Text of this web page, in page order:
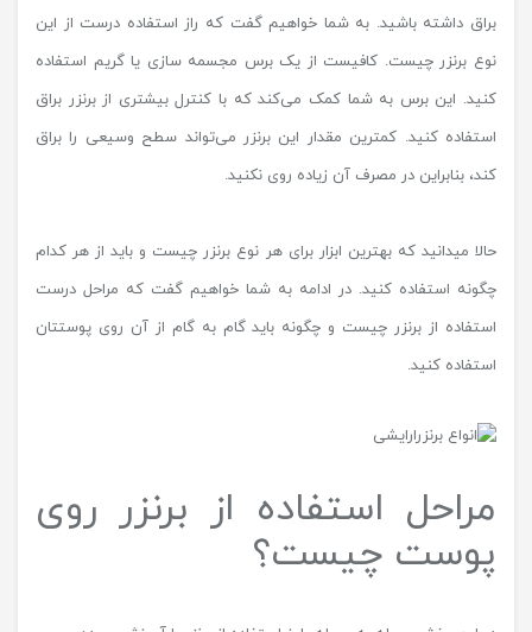
براق داشته باشید. به شما خواهیم گفت که راز استفاده درست از این
نوع برنزر چیست. کافیست از یک برس مجسمه سازی یا گریم استفاده
کنید. این برس به شما کمک می‌کند که با کنترل بیشتری از برنزر براق
استفاده کنید. کمترین مقدار این برنزر می‌تواند سطح وسیعی را براق
کند، بنابراین در مصرف آن زیاده روی نکنید.
حالا میدانید که بهترین ابزار برای هر نوع برنزر چیست و باید از هر کدام
چگونه استفاده کنید. در ادامه به شما خواهیم گفت که مراحل درست
استفاده از برنزر چیست و چگونه باید گام به گام از آن روی پوستتان
استفاده کنید.
مراحل استفاده از برنزر روی
پوست چیست؟